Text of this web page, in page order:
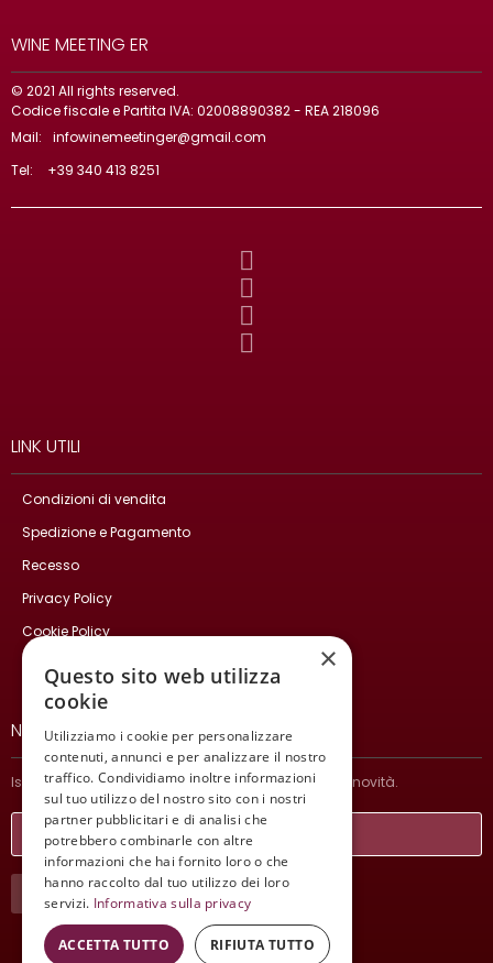
WINE MEETING ER
© 2021 All rights reserved.
Codice fiscale e Partita IVA: 02008890382 - REA 218096
Mail:
infowinemeetinger@gmail.com
Tel:
+39 340 413 8251
LINK UTILI
Condizioni di vendita
Spedizione e Pagamento
Recesso
Privacy Policy
Cookie Policy
NEWSLETTER
Iscriviti per ricevere informazioni sulle nostre ultime novità.
ISCRIVITI
×
Questo sito web utilizza
cookie
Utilizziamo i cookie per personalizzare
contenuti, annunci e per analizzare il nostro
traffico. Condividiamo inoltre informazioni
sul tuo utilizzo del nostro sito con i nostri
partner pubblicitari e di analisi che
potrebbero combinarle con altre
informazioni che hai fornito loro o che
hanno raccolto dal tuo utilizzo dei loro
servizi. Informativa sulla privacy
ACCETTA TUTTO RIFIUTA TUTTO